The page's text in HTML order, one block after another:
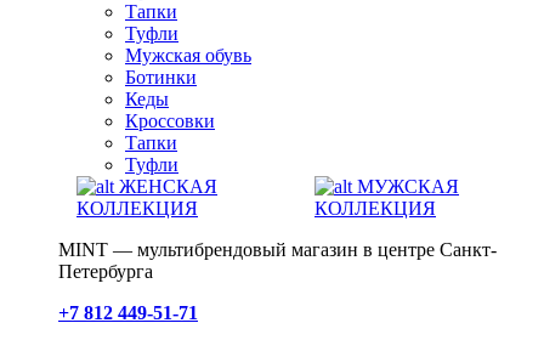
Тапки
Туфли
Мужская обувь
Ботинки
Кеды
Кроссовки
Тапки
Туфли
ЖЕНСКАЯ
КОЛЛЕКЦИЯ
МУЖСКАЯ
КОЛЛЕКЦИЯ
MINT — мультибрендовый магазин в центре Санкт-
Петербурга
+7 812 449-51-71